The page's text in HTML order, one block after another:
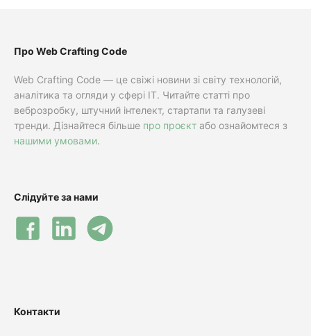
Про Web Crafting Code
Web Crafting Code — це свіжі новини зі світу технологій,
аналітика та огляди у сфері IT. Читайте статті про
веброзробку, штучний інтелект, стартапи та галузеві
тренди. Дізнайтеся більше про проєкт або ознайомтеся з
нашими умовами.
Слідуйте за нами
Контакти